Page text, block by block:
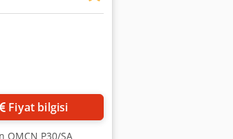
Fiyat bilgisi
OMCN P30/SA